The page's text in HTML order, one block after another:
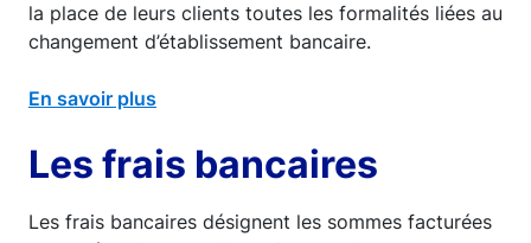
la place de leurs clients toutes les formalités liées au
changement d’établissement bancaire.
En savoir plus
Les frais bancaires
Les frais bancaires désignent les sommes facturées